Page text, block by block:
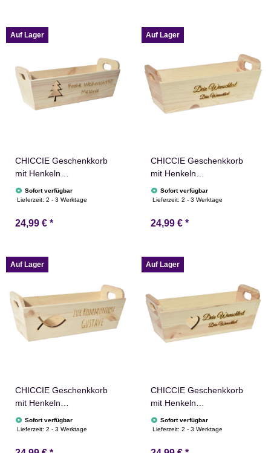
Adventskalender Nikolaus
Adventskalender Nikolaus
Auf Lager
CHICCIE Geschenkkorb
mit Henkeln
Personalisierbar Tanne
Wunschtext 35x11x13cm
Geschenkidee Holzkiste
Adventskalender Nikolaus
Sofort verfügbar
Lieferzeit:2 - 3 Werktage
24,99 € *
Auf Lager
CHICCIE Geschenkkorb
mit Henkeln
Personalisierbar
Wunschtext 35x11x13cm
Geschenkidee Holzkiste
Personalisierung
Sofort verfügbar
Lieferzeit:2 - 3 Werktage
24,99 € *
Auf Lager
CHICCIE Geschenkkorb
mit Henkeln
Personalisierbar
Wunschtext mit Fisch
Sofort verfügbar
Lieferzeit:2 - 3 Werktage
Auf Lager
CHICCIE Geschenkkorb
mit Henkeln
Personalisierbar
Wunschtext mit Herz
Sofort verfügbar
Lieferzeit:2 - 3 Werktage